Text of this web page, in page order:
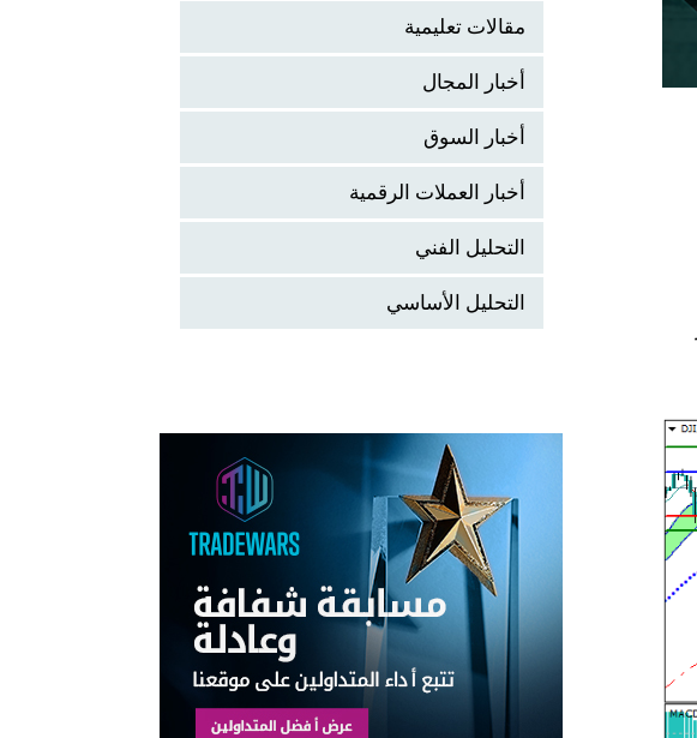
مقالات تعليمية
أخبار المجال
أخبار السوق
أخبار العملات الرقمية
التحليل الفني
التحليل الأساسي